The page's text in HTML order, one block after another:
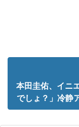
本田圭佑、イニ
でしょ？」冷静